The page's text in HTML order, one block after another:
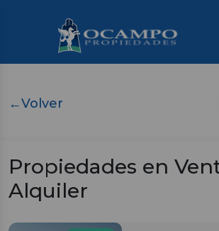
←Volver
Propiedades en
Alquiler